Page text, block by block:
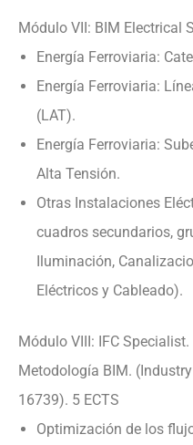
Módulo VII: BIM Electrical
Energía Ferroviaria:
Energía Ferroviaria:
(LAT).
Energía Ferroviaria:
Alta Tensión.
Otras Instalaciones
cuadros secundarios,
Iluminación,
Eléctricos y Cableado).
Módulo VIII: IFC
Metodología BIM.
16739). 5 ECTS
Optimización de los